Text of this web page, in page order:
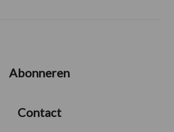
Abonneren
Contact